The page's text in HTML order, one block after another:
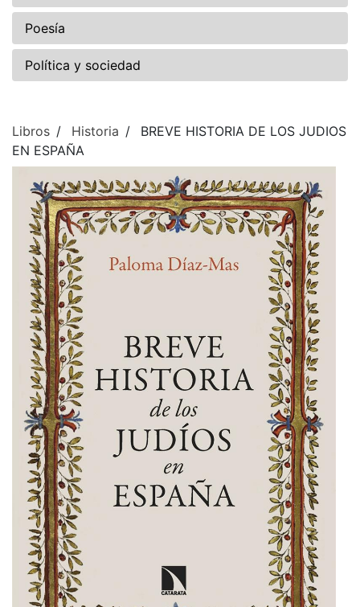
Poesía
Política y sociedad
Libros Historia
BREVE HISTORIA DE LOS JUDIOS
EN ESPAÑA